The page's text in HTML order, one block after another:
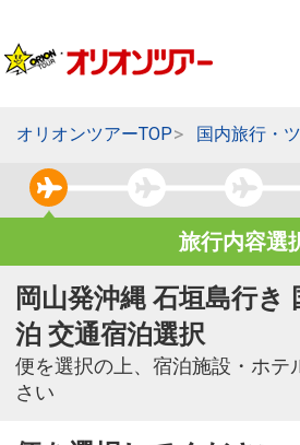
オリオンツアーTOP 国内旅行・
旅行内容選
岡山発沖縄 石垣島行き
泊 交通宿泊選択
便を選択の上、宿泊施設・ホテ
さい